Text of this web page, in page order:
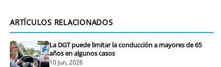
ARTÍCULOS RELACIONADOS
La DGT puede limitar la conducción a mayores de 65
años en algunos casos
10 Jun, 2026